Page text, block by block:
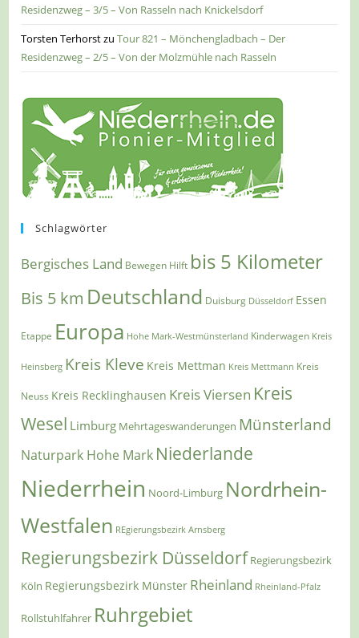
Residenzweg – 3/5 – Von Rasseln nach Knickelsdorf
Torsten TerhorstzuTour 821 – Mönchengladbach – Der
Residenzweg – 2/5 – Von der Molzmühle nach Rasseln
Schlagwörter
Bergisches Land Bewegen Hilft bis 5 Kilometer
Bis 5 km Deutschland Duisburg Düsseldorf Essen
Etappe Europa Hohe Mark-Westmünsterland Kinderwagen Kreis
Heinsberg Kreis Kleve Kreis Mettman Kreis Mettmann Kreis
Neuss Kreis Recklinghausen Kreis Viersen Kreis
Wesel Limburg Mehrtageswanderungen Münsterland
Naturpark Hohe Mark Niederlande
Niederrhein Noord-Limburg Nordrhein-
Westfalen REgierungsbezirk Arnsberg
Regierungsbezirk Düsseldorf Regierungsbezirk
Köln Regierungsbezirk Münster Rheinland Rheinland-Pfalz
Rollstuhlfahrer Ruhrgebiet